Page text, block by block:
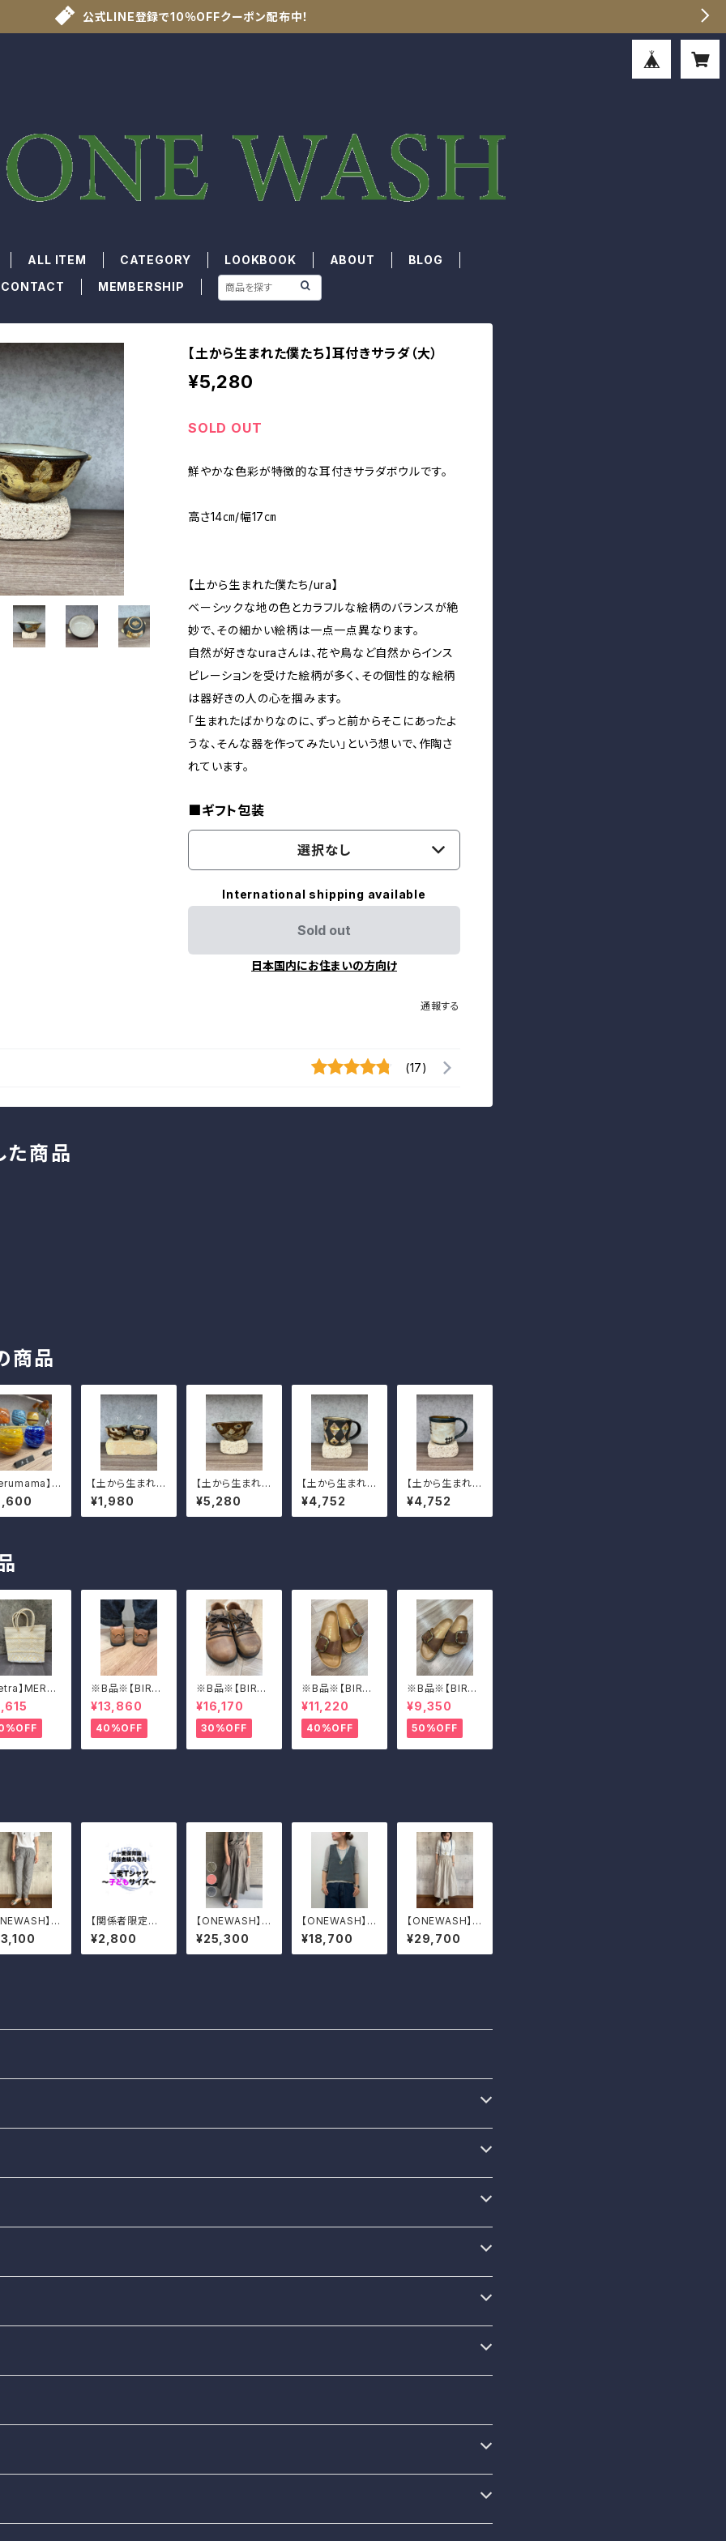
公式LINE登録で10％OFFクーポン配布中！
ALL ITEM CATEGORY LOOKBOOK ABOUT
BLOG
CONTACT
MEMBERSHIP
【土から生まれた僕たち】耳付きサラダ（大）
¥5,280
SOLD OUT
鮮やかな色彩が特徴的な耳付きサラダボウルです。
高さ14㎝/幅17㎝
【土から生まれた僕たち/ura】
ベーシックな地の色とカラフルな絵柄のバランスが絶
妙で、その細かい絵柄は一点一点異なります。
自然が好きなuraさんは、花や鳥など自然からインス
ピレーションを受けた絵柄が多く、その個性的な絵柄
は器好きの人の心を掴みます。
「生まれたばかりなのに、ずっと前からそこにあったよ
うな、そんな器を作ってみたい」という想いで、作陶さ
れています。
■ギフト包装
選択なし
International shipping available
Sold out
日本国内にお住まいの方向け
通報する
(17)
た商品
商品
】P
シリーズ
【土から生まれた
僕たち】片口小
皿
¥1,980
【土から生まれた
僕たち】耳付きサ
ラダ（大）
¥5,280
【土から生まれた
僕たち】マグカッ
プ
¥4,752
【土から生まれた
僕たち】マグカッ
プ
¥4,752
】MERC
※B品※【BIRKE
NSTOCK】Mon
tana/CUOIO 3
7
¥13,860
40%OFF
※B品※【BIRKE
NSTOCK】Mon
tana/CUOIO 3
9
¥16,170
30%OFF
※B品※【BIRKE
N STOCK】Ma
drid Big Buckl
e/マドリッド ビッ
グバックル 39
¥11,220
40%OFF
※B品※【BIRKE
N STOCK】Ma
drid Big Buckl
e/マドリッド ビッ
グバックル 39
¥9,350
50%OFF
】綿
ライプタッ
ンツ
【関係者限定商
品】一麦Tシャツ
（子どもサイズ）
¥2,800
【ONEWASH】肩
ひも付きギャザ
ータックスカート
¥25,300
【ONEWASH】リ
ネンベスト
¥18,700
【ONEWASH】肩
ひも付き綿麻ギ
ャザースカート
¥29,700